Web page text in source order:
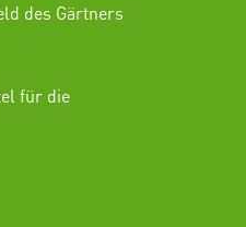
des Gärtners
für die